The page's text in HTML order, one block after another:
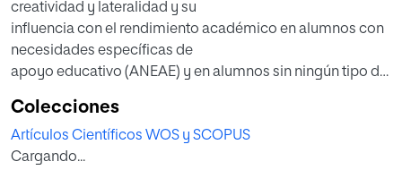
creatividad y lateralidad y su
influencia con el rendimiento académico en alumnos con
necesidades específicas de
apoyo educativo (ANEAE) y en alumnos sin ningún tipo de
alumnos entre 6 y 12 años. Como instrumentos de
evaluación el Test de
Pensamiento Creativo de Torrance (1974), evalúa la
Colecciones
Artículos Científicos WOS y SCOPUS
Cargando...